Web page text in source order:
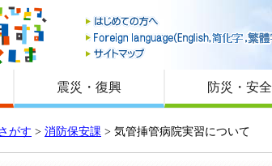
震災・復興 防災・安全
がす > 消防保安課 > 気管挿管病院実習について